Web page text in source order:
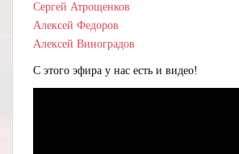
Сергей Атрощенков
Алексей Федоров
Алексей Виноградов
С этого эфира у нас есть и видео!